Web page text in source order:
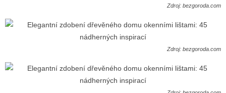
Zdroj: bezgoroda.com
Zdroj: bezgoroda.com